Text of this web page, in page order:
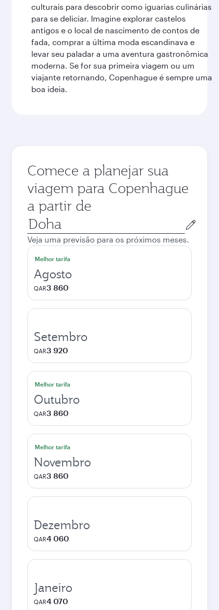
culturais para descobrir como iguarias culinárias
para se deliciar. Imagine explorar castelos
antigos e o local de nascimento de contos de
fada, comprar a última moda escandinava e
levar seu paladar a uma aventura gastronômica
moderna. Se for sua primeira viagem ou um
viajante retornando, Copenhague é sempre uma
boa ideia.
Comece a planejar sua
viagem para Copenhague
a partir de
Cidade
de
origem
Veja uma previsão para os próximos meses.
Melhor tarifa
Agosto
QAR3 860
Setembro
QAR3 920
Melhor tarifa
Outubro
QAR3 860
Melhor tarifa
Novembro
QAR3 860
Dezembro
QAR4 060
Janeiro
QAR4 070